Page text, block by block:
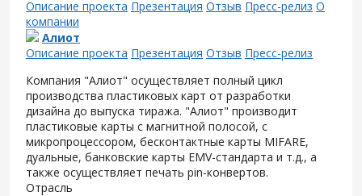
Описание проекта Презентация Отзыв Пресс-релиз О
компании
Алиот
Описание проекта Презентация Отзыв Пресс-релиз
Компания "Алиот" осуществляет полный цикл
производства пластиковых карт от разработки
дизайна до выпуска тиража. "Алиот" производит
пластиковые карты с магнитной полосой, с
микропроцессором, бесконтактные карты MIFARE,
дуальные, банковские карты EMV-стандарта и т.д., а
также осуществляет печать pin-конвертов.
Отрасль